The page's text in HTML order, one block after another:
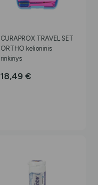
CURAPROX TRAVEL SET
ORTHO kelioninis
rinkinys
18,49 €